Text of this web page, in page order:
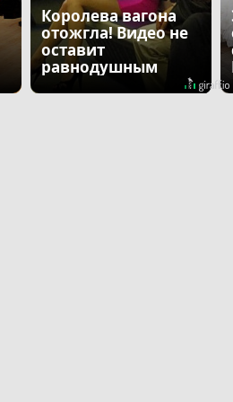
Королева вагона
отожгла! Видео не
оставит
равнодушным